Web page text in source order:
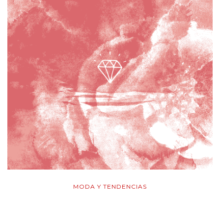
MODA Y TENDENCIAS